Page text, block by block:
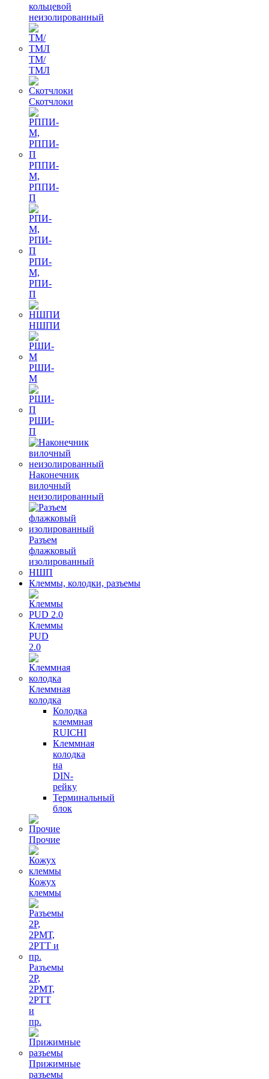
кольцевой
неизолированный
ТМ/
ТМЛ
Скотчлоки
РППИ-
М,
РППИ-
П
РПИ-
М,
РПИ-
П
НШПИ
РШИ-
М
РШИ-
П
Наконечник
вилочный
неизолированный
Разъем
флажковый
изолированный
НШП
Клеммы, колодки, разъемы
Клеммы
PUD
2.0
Клеммная
колодка
Колодка
клеммная
RUICHI
Клеммная
колодка
на
DIN-
рейку
Терминальный
блок
Прочие
Кожух
клеммы
Разъемы
2Р,
2РМТ,
2РТТ
и
пр.
Прижимные
разъемы